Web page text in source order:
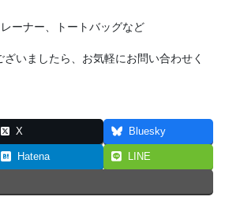
ーナー、トートバッグなど
いましたら、お気軽にお問い合わせく
X Bluesky
Hatena LINE